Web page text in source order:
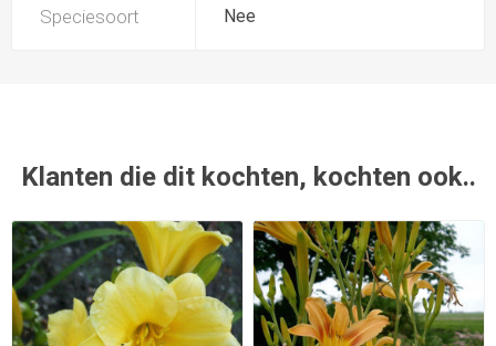
Speciesoort Nee
Klanten die dit kochten, kochten ook..